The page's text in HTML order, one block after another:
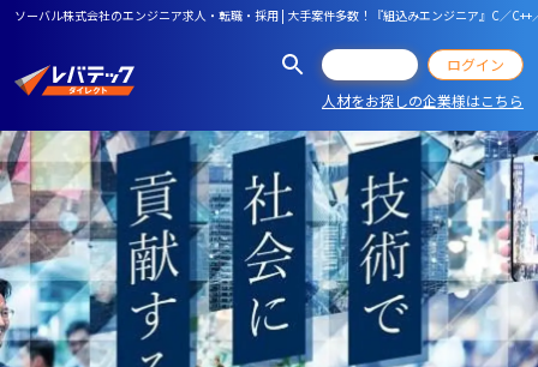
ソーバル株式会社のエンジニア求人・転職・採用 | 大手案件多数！『組込みエンジニア』C／
ログイン
人材をお探しの企業様はこちら